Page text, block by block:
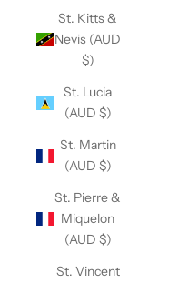
St. Kitts &
Nevis (AUD
$)
St. Lucia
(AUD $)
St. Martin
(AUD $)
St. Pierre &
Miquelon
(AUD $)
St. Vincent